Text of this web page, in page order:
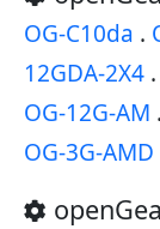
OG-C10da .
12GDA-2X4 .
OG-12G-AM .
OG-3G-AMD